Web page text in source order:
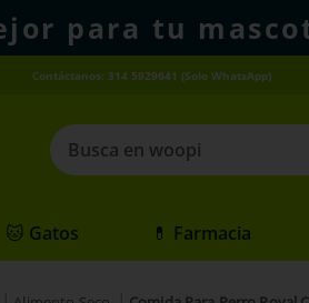
para tu
Contáctanos: 314 5929641 (Solo WhatsApp)
Busca en woopi
1
agility gold
🐱 Gatos 💊 Farmacia